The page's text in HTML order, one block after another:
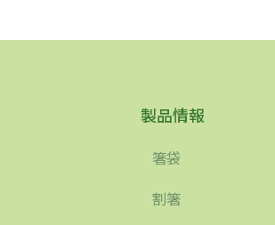
製品情報
箸袋
割箸